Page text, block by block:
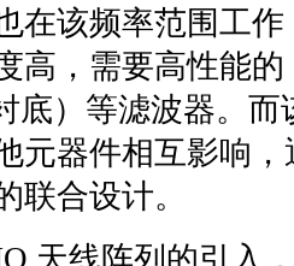
在该频率范围工
高，需要高性能的
底）等滤波器。
元器件相互影响
联合设计。